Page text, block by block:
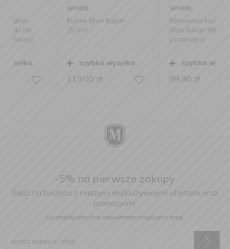
Kubek Blue Italian
250ml
szybka wysyłka
119,00
Rękawica kuchenna
Blue Italian 88cm
szybka wysyłka
99,90
-5% na pierwsze zakupy
Bądź na bieżąco z naszymi ekskluzywnymi ofertami oraz
promocjami.
Szczegóły odnośnie newslettera znajdziesz tutaj.